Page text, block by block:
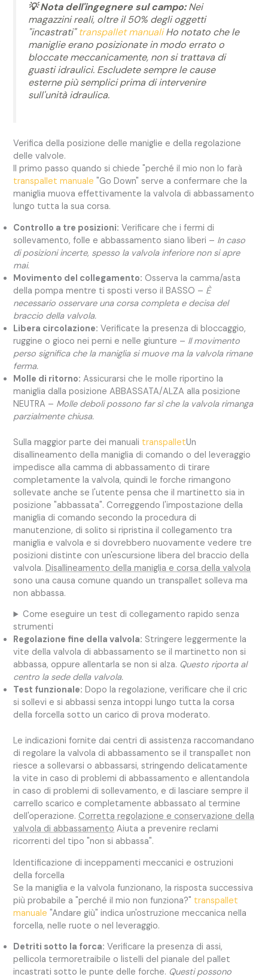
💡 Nota dell'ingegnere sul campo:Nei
magazzini reali, oltre il 50% degli oggetti
"incastrati"transpallet manualiHo notato che le
maniglie erano posizionate in modo errato o
bloccate meccanicamente, non si trattava di
guasti idraulici. Escludete sempre le cause
esterne più semplici prima di intervenire
sull'unità idraulica.
Verifica della posizione delle maniglie e della regolazione
delle valvole.
Il primo passo quando si chiede "perché il mio non lo farà
transpallet manuale "Go Down" serve a confermare che la
maniglia muova effettivamente la valvola di abbassamento
lungo tutta la sua corsa.
Controllo a tre posizioni: Verificare che i fermi di
sollevamento, folle e abbassamento siano liberi – In caso
di posizioni incerte, spesso la valvola inferiore non si apre
mai.
Movimento del collegamento: Osserva la camma/asta
della pompa mentre ti sposti verso il BASSO – È
necessario osservare una corsa completa e decisa del
braccio della valvola.
Libera circolazione: Verificate la presenza di bloccaggio,
ruggine o gioco nei perni e nelle giunture – Il movimento
perso significa che la maniglia si muove ma la valvola rimane
ferma.
Molle di ritorno: Assicurarsi che le molle riportino la
maniglia dalla posizione ABBASSATA/ALZA alla posizione
NEUTRA – Molle deboli possono far sì che la valvola rimanga
parzialmente chiusa.
Sulla maggior parte dei manuali transpalletUn
disallineamento della maniglia di comando o del leveraggio
impedisce alla camma di abbassamento di tirare
completamente la valvola, quindi le forche rimangono
sollevate anche se l'utente pensa che il martinetto sia in
posizione "abbassata". Correggendo l'impostazione della
maniglia di comando secondo la procedura di
manutenzione, di solito si ripristina il collegamento tra
maniglia e valvola e si dovrebbero nuovamente vedere tre
posizioni distinte con un'escursione libera del braccio della
valvola.Disallineamento della maniglia e corsa della valvola
sono una causa comune quando un transpallet solleva ma
non abbassa.
Come eseguire un test di collegamento rapido senza
strumenti
Regolazione fine della valvola: Stringere leggermente la
vite della valvola di abbassamento se il martinetto non si
abbassa, oppure allentarla se non si alza. Questo riporta al
centro la sede della valvola.
Test funzionale: Dopo la regolazione, verificare che il cric
si sollevi e si abbassi senza intoppi lungo tutta la corsa
della forcella sotto un carico di prova moderato.
Le indicazioni fornite dai centri di assistenza raccomandano
di regolare la valvola di abbassamento se il transpallet non
riesce a sollevarsi o abbassarsi, stringendo delicatamente
la vite in caso di problemi di abbassamento e allentandola
in caso di problemi di sollevamento, e di lasciare sempre il
carrello scarico e completamente abbassato al termine
dell'operazione.Corretta regolazione e conservazione della
valvola di abbassamento Aiuta a prevenire reclami
ricorrenti del tipo "non si abbassa".
Identificazione di inceppamenti meccanici e ostruzioni
della forcella
Se la maniglia e la valvola funzionano, la risposta successiva
più probabile a "perché il mio non funziona?" transpallet
manuale "Andare giù" indica un'ostruzione meccanica nella
forcella, nelle ruote o nel leveraggio.
Detriti sotto la forca: Verificare la presenza di assi,
pellicola termoretraibile o listelli del pianale del pallet
incastrati sotto le punte delle forche. Questi possono